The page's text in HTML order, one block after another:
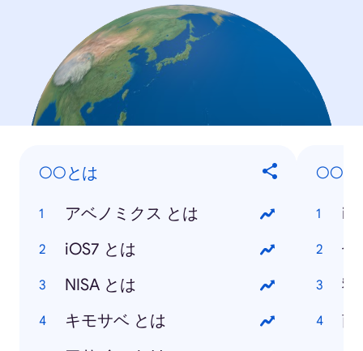
○○とは
アベノミクス とは
iOS7 とは
NISA とは
キモサベ とは
○○は
七
寝
南